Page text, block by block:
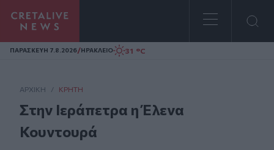
Homepage
ΠΑΡΑΣΚΕΥΗ 7.8.2026/ΗΡΑΚΛΕΙΟ 31 °C
ΑΡΧΙΚΗ / ΚΡΉΤΗ
Στην Ιεράπετρα η Έλενα
Κουντουρά